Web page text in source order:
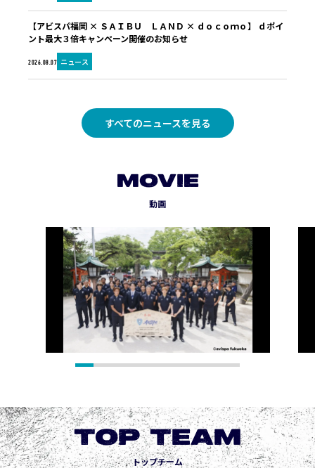
2026.08.07 ニュース
【アビスパ福岡 × ＳＡＩＢＵ ＬＡＮＤ × ｄｏｃｏｍｏ】 ｄポイ
ント最大３倍キャンペーン開催のお知らせ
すべてのニュースを見る
MOVIE
動画
TOP TEAM
トップチーム